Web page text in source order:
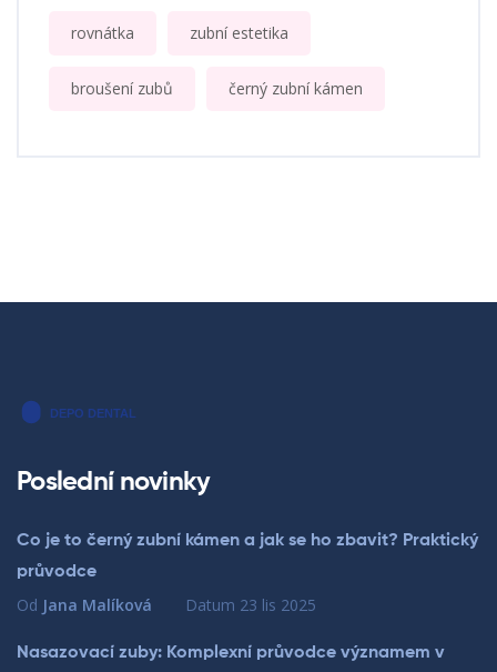
rovnátka zubní estetika
broušení zubů černý zubní kámen
Poslední novinky
Co je to černý zubní kámen a jak se ho zbavit? Praktický
průvodce
Od Jana Malíková Datum 23 lis 2025
Nasazovací zuby: Komplexní průvodce významem v